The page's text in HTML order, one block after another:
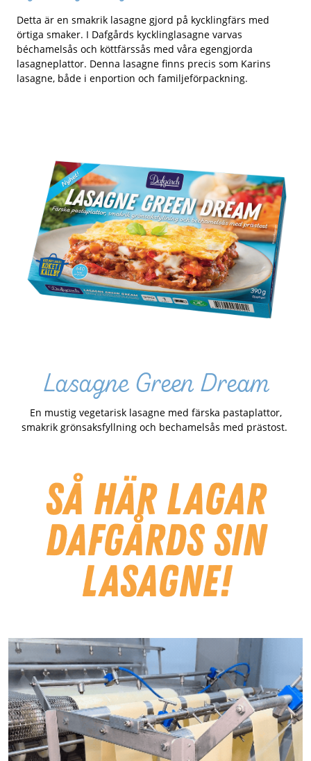
Detta är en smakrik lasagne gjord på kycklingfärs med
örtiga smaker. I Dafgårds kycklinglasagne varvas
béchamelsås och köttfärssås med våra egengjorda
lasagneplattor. Denna lasagne finns precis som Karins
lasagne, både i enportion och familjeförpackning.
Lasagne Green Dream
En mustig vegetarisk lasagne med färska pastaplattor,
smakrik grönsaksfyllning och bechamelsås med prästost.
Så här lagar
Dafgårds sin
lasagne!